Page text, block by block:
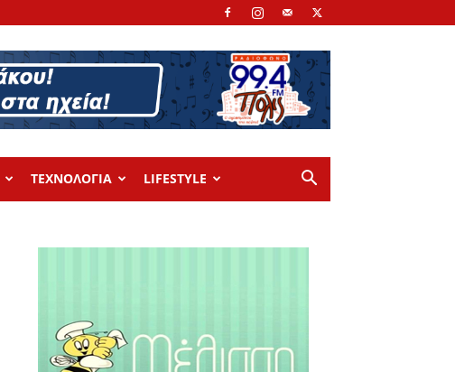
ΤΕΧΝΟΛΟΓΙΑ LIFESTYLE